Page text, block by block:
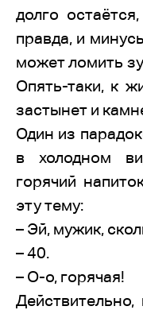
долго
правда, и
может ломить
Опять-таки, к
застынет и
Один из
в холодном
горячий
эту тему:
– Эй, мужик,
– 40.
– О-о, горячая!